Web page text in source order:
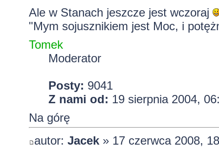
Ale w Stanach jeszcze jest wczoraj
"Mym sojusznikiem jest Moc, i
Tomek
Moderator
Posty: 9041
Z nami od: 19 sierpnia 2004,
Na górę
autor: Jacek» 17 czerwca 2008,